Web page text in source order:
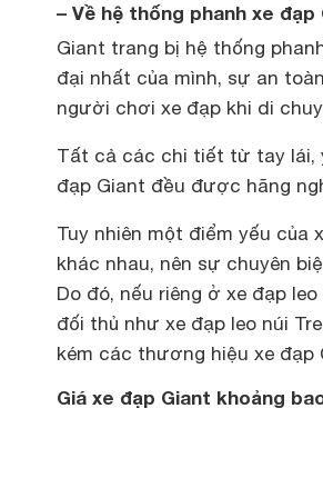
– Về hệ thống phanh xe đạp
Giant trang bị hệ thống
đại nhất của mình, sự an
người chơi xe đạp khi di
Tất cả các chi tiết từ tay lái,
đạp Giant đều được hãng
Tuy nhiên một điểm yếu của
khác nhau, nên sự chuyên
Do đó, nếu riêng ở xe đạp
đối thủ như xe đạp leo núi
kém các thương hiệu xe đạp
Giá xe đạp Giant khoảng